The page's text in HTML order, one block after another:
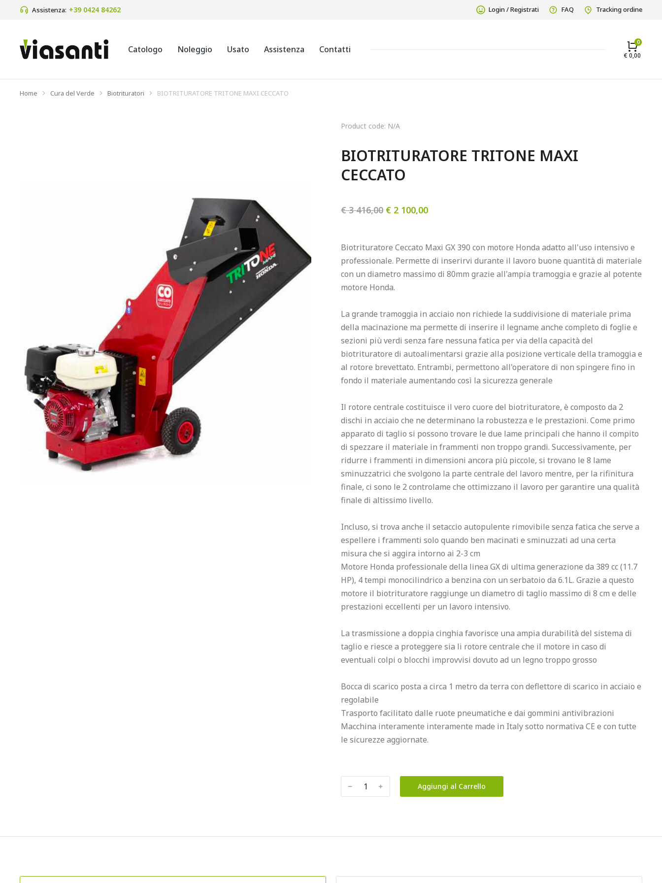
Assistenza: +39 0424 84262 Login / Registrati FAQ Tracking ordine
Catologo Noleggio Usato Assistenza Contatti
€ 0,00
Tu sei qui:
Home Cura del Verde Biotrituratori BIOTRITURATORE TRITONE MAXI CECCATO
Product code: N/A
BIOTRITURATORE TRITONE MAXI
CECCATO
€3 416,00 € 2 100,00
Biotrituratore Ceccato Maxi GX 390 con motore Honda adatto all'uso intensivo e
professionale. Permette di inserirvi durante il lavoro buone quantità di materiale
con un diametro massimo di 80mm grazie all'ampia tramoggia e grazie al potente
motore Honda.
La grande tramoggia in acciaio non richiede la suddivisione di materiale prima
della macinazione ma permette di inserire il legname anche completo di foglie e
sezioni più verdi senza fare nessuna fatica per via della capacità del
biotrituratore di autoalimentarsi grazie alla posizione verticale della tramoggia e
al rotore brevettato. Entrambi, permettono all'operatore di non spingere fino in
fondo il materiale aumentando così la sicurezza generale
Il rotore centrale costituisce il vero cuore del biotrituratore, è composto da 2
dischi in acciaio che ne determinano la robustezza e le prestazioni. Come primo
apparato di taglio si possono trovare le due lame principali che hanno il compito
di spezzare il materiale in frammenti non troppo grandi. Successivamente, per
ridurre i frammenti in dimensioni ancora più piccole, si trovano le 8 lame
sminuzzatrici che svolgono la parte centrale del lavoro mentre, per la rifinitura
finale, ci sono le 2 controlame che ottimizzano il lavoro per garantire una qualità
finale di altissimo livello.
Incluso, si trova anche il setaccio autopulente rimovibile senza fatica che serve a
espellere i frammenti solo quando ben macinati e sminuzzati ad una certa
misura che si aggira intorno ai 2-3 cm
Motore Honda professionale della linea GX di ultima generazione da 389 cc (11.7
HP), 4 tempi monocilindrico a benzina con un serbatoio da 6.1L. Grazie a questo
motore il biotrituratore raggiunge un diametro di taglio massimo di 8 cm e delle
prestazioni eccellenti per un lavoro intensivo.
La trasmissione a doppia cinghia favorisce una ampia durabilità del sistema di
taglio e riesce a proteggere sia li rotore centrale che il motore in caso di
eventuali colpi o blocchi improvvisi dovuto ad un legno troppo grosso
Bocca di scarico posta a circa 1 metro da terra con deflettore di scarico in acciaio e
regolabile
Trasporto facilitato dalle ruote pneumatiche e dai gommini antivibrazioni
Macchina interamente interamente made in Italy sotto normativa CE e con tutte
le sicurezze aggiornate.
﹣ ﹢ Aggiungi al Carrello